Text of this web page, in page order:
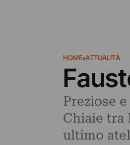
HOME›ATTUALITÀ
Preziose
Chiaie tra
ultimo